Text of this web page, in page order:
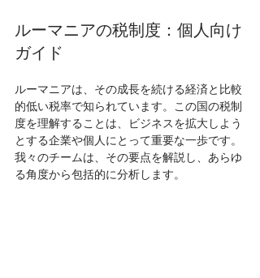
ルーマニアの税制度：個人向け
ガイド
ルーマニアは、その成長を続ける経済と比較
的低い税率で知られています。この国の税制
度を理解することは、ビジネスを拡大しよう
とする企業や個人にとって重要な一歩です。
我々のチームは、その要点を解説し、あらゆ
る角度から包括的に分析します。